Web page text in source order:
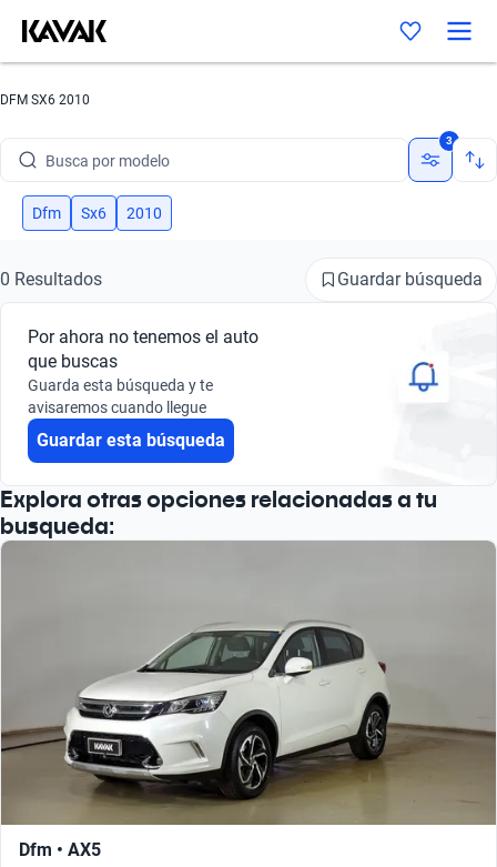
DFM SX6 2010
Busca por modelo
Busca por versión
Busca por marca
Busca por modelo
Busca por versión
3
Dfm Sx6 2010
0 Resultados Guardar búsqueda
Por ahora no tenemos el auto
que buscas
Guarda esta búsqueda y te
avisaremos cuando llegue
Guardar esta búsqueda
Explora otras opciones relacionadas a tu
busqueda:
Dfm • AX5